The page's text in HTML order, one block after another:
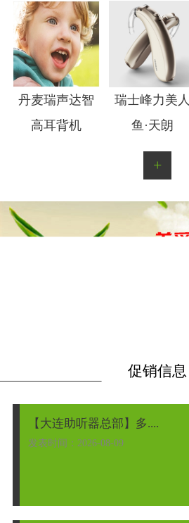
1 2 3 4
丹麦瑞声达智
高耳背机
瑞士峰力美人
鱼·天朗
+
促销信息
【大连助听器总部】多....
发表时间：2026-08-09